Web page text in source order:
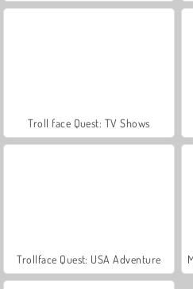
Troll face Quest: TV Shows
Trollface Quest: USA Adventure